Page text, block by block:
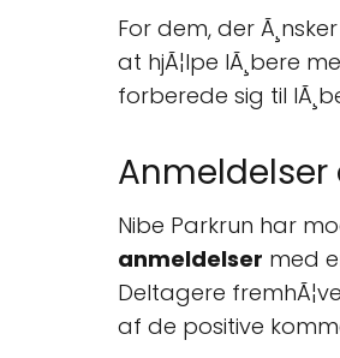
For dem, der
at hjÃ¦lpe lÃ¸bere
forberede sig til
Nibe Parkrun har
anmeldelser med
Deltagere
af de positive